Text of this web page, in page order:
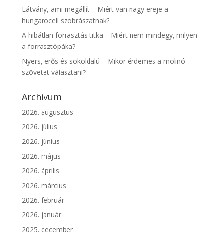
Látvány, ami megállít – Miért van nagy ereje a
hungarocell szobrászatnak?
A hibátlan forrasztás titka – Miért nem mindegy, milyen
a forrasztópáka?
Nyers, erős és sokoldalú – Mikor érdemes a molinó
szövetet választani?
Archívum
2026. augusztus
2026. július
2026. június
2026. május
2026. április
2026. március
2026. február
2026. január
2025. december